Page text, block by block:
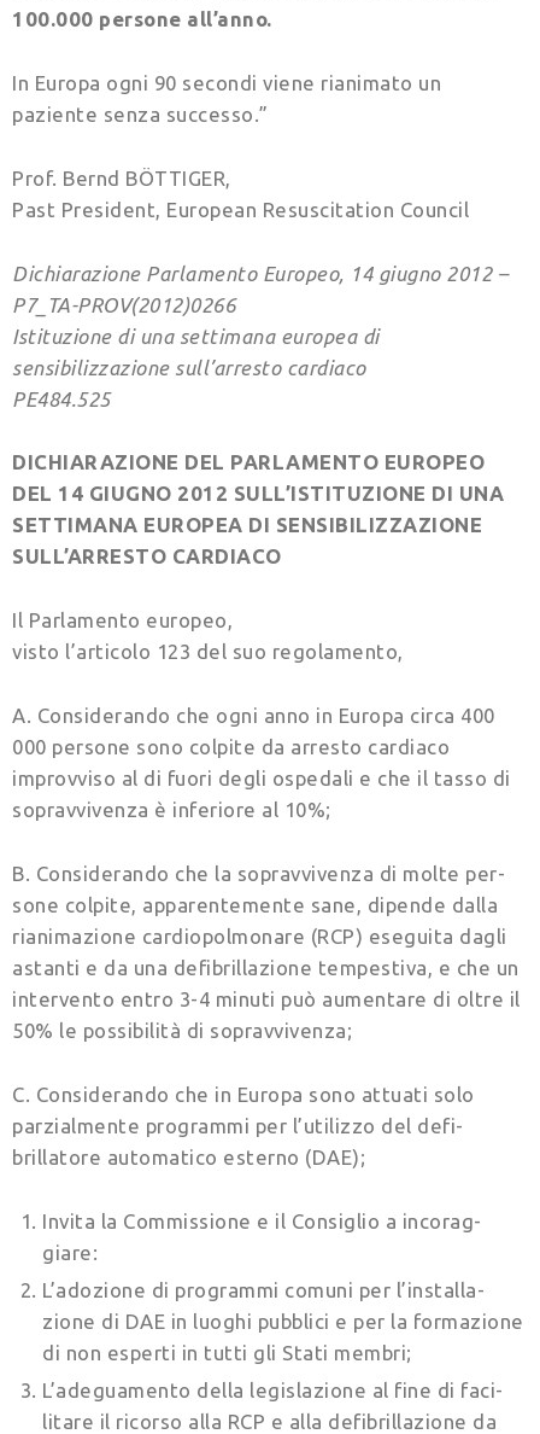
100.000 persone all’anno.
In Europa ogni 90 secondi viene rianimato un
paziente senza successo.”
Prof. Bernd BÖTTIGER,
Past President, European Resuscitation Council
Dichiarazione Parlamento Europeo, 14 giugno 2012 –
P7_TA-PROV(2012)0266
Istituzione di una settimana europea di
sensibilizzazione sull’arresto cardiaco
PE484.525
DICHIARAZIONE DEL PARLAMENTO EUROPEO
DEL 14 GIUGNO 2012 SULL’ISTITUZIONE DI UNA
SETTIMANA EUROPEA DI SENSIBILIZZAZIONE
SULL’ARRESTO CARDIACO
Il Parlamento europeo,
visto l’articolo 123 del suo regolamento,
A. Considerando che ogni anno in Europa circa 400
000 persone sono colpite da arresto cardiaco
improvviso al di fuori degli ospedali e che il tasso di
sopravvivenza è inferiore al 10%;
B. Considerando che la sopravvivenza di molte per­
sone colpite, apparentemente sane, dipende dalla
rianimazione cardiopolmonare (RCP) eseguita dagli
astanti e da una defibrillazione tempestiva, e che un
intervento entro 3-4 minuti può aumen­tare di oltre il
50% le possibilità di sopravvivenza;
C. Considerando che in Europa sono attuati solo
parzialmente programmi per l’utilizzo del defi­
brillatore automatico esterno (DAE);
Invita la Commissione e il Consiglio a incorag­
giare:
L’adozione di programmi comuni per l’installa­
zione di DAE in luoghi pubblici e per la forma­zione
di non esperti in tutti gli Stati membri;
L’adeguamento della legislazione al fine di faci­
litare il ricorso alla RCP e alla defibrillazione da